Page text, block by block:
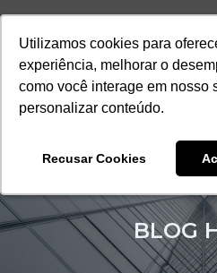
Utilizamos cookies para
experiência, melhorar o
como você interage em nosso
personalizar conteúdo.
Recusar Cookies
Utilizamos cookies para
experiência, melhorar o
como você interage em nosso
personalizar conteúdo.
Recusar Cookies
Utilizamos cookies para
experiência, melhorar o
como você interage em nosso
personalizar conteúdo.
Recusar Cookies
BLOG